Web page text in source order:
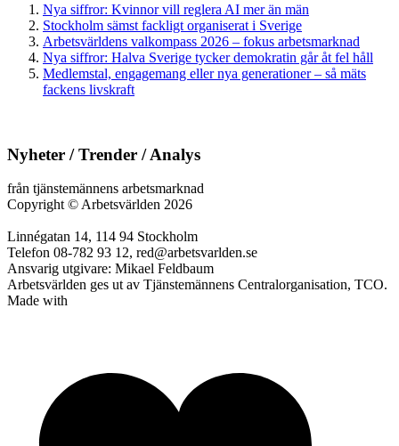
Nya siffror: Kvinnor vill reglera AI mer än män
Stockholm sämst fackligt organiserat i Sverige
Arbetsvärldens valkompass 2026 – fokus arbetsmarknad
Nya siffror: Halva Sverige tycker demokratin går åt fel håll
Medlemstal, engagemang eller nya generationer – så mäts
fackens livskraft
Nyheter / Trender / Analys
från tjänstemännens arbetsmarknad
Copyright © Arbetsvärlden 2026
Linnégatan 14, 114 94 Stockholm
Telefon 08-782 93 12, red@arbetsvarlden.se
Ansvarig utgivare: Mikael Feldbaum
Arbetsvärlden ges ut av Tjänstemännens Centralorganisation, TCO.
Made with